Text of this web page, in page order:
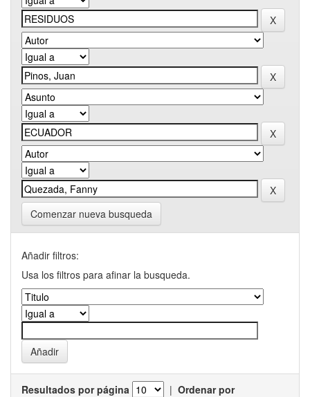
Comenzar nueva busqueda
Añadir filtros:
Usa los filtros para afinar la busqueda.
Resultados por página | Ordenar por